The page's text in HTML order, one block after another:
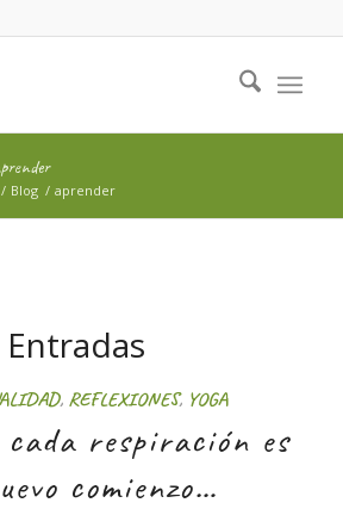
/ Blog / aprender
Entradas
, REFLEXIONES, YOGA
cada respiración es
comienzo…